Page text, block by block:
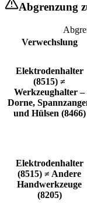
Abgrenzung
Verwechslung
Elektrodenhalter
(8515) ≠
Werkzeughalter –
Dorne,
und Hülsen (8466)
Elektrodenhalter
(8515) ≠ Andere
Handwerkzeuge
(8205)